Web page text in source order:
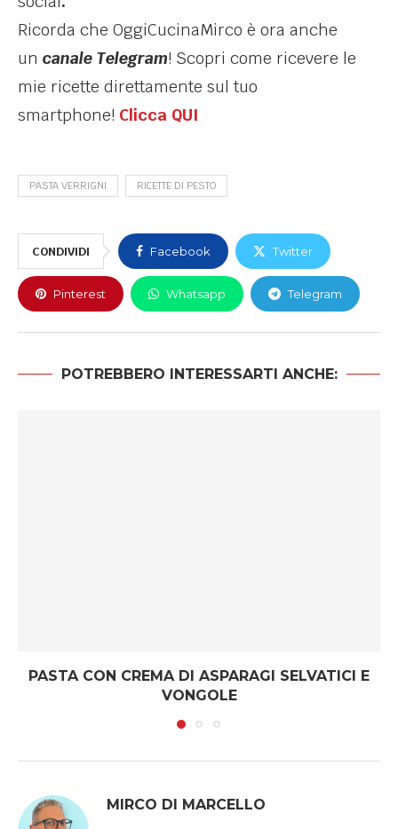
Ricorda che OggiCucinaMirco è ora anche
un canale Telegram! Scopri come ricevere le
mie ricette direttamente sul tuo
smartphone! Clicca QUI
PASTA VERRIGNI RICETTE DI PESTO
CONDIVIDI Facebook Twitter
Pinterest Whatsapp Telegram
POTREBBERO INTERESSARTI ANCHE:
PASTA CON CREMA DI ASPARAGI SELVATICI E
VONGOLE
MIRCO DI MARCELLO